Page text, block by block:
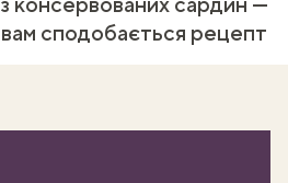
вам сподобається рецепт